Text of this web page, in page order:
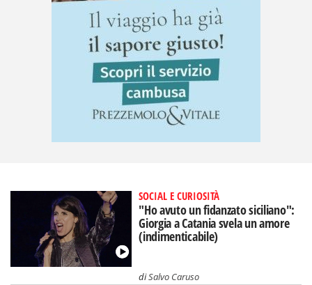
SOCIAL E CURIOSITÀ
"Ho avuto un fidanzato siciliano":
Giorgia a Catania svela un amore
(indimenticabile)
diSalvo Caruso